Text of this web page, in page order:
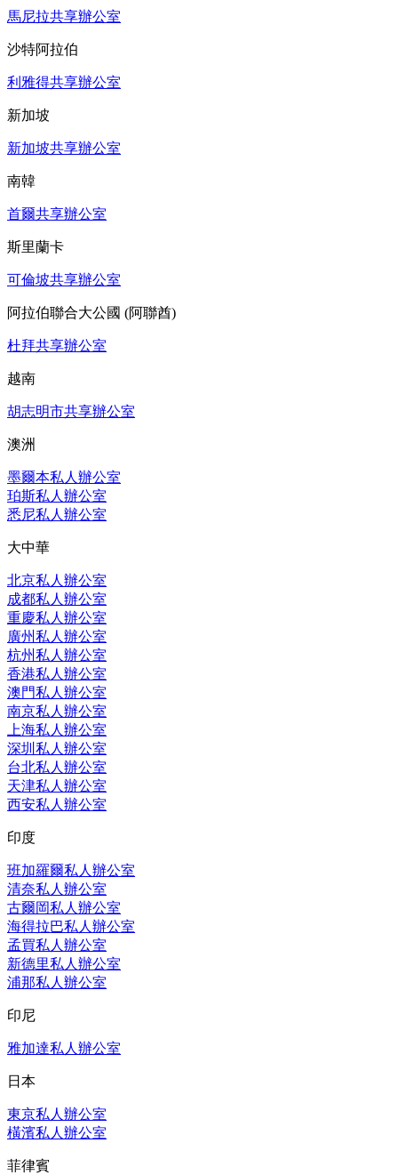
馬尼拉共享辦公室
沙特阿拉伯
利雅得共享辦公室
新加坡
新加坡共享辦公室
南韓
首爾共享辦公室
斯里蘭卡
可倫坡共享辦公室
阿拉伯聯合大公國 (阿聯酋)
杜拜共享辦公室
越南
胡志明市共享辦公室
澳洲
墨爾本私人辦公室
珀斯私人辦公室
悉尼私人辦公室
大中華
北京私人辦公室
成都私人辦公室
重慶私人辦公室
廣州私人辦公室
杭州私人辦公室
香港私人辦公室
澳門私人辦公室
南京私人辦公室
上海私人辦公室
深圳私人辦公室
台北私人辦公室
天津私人辦公室
西安私人辦公室
印度
班加羅爾私人辦公室
清奈私人辦公室
古爾岡私人辦公室
海得拉巴私人辦公室
孟買私人辦公室
新德里私人辦公室
浦那私人辦公室
印尼
雅加達私人辦公室
日本
東京私人辦公室
橫濱私人辦公室
菲律賓